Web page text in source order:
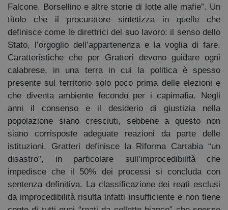
Falcone, Borsellino e altre storie di lotte alle mafie”. Un
titolo che il procuratore sintetizza in quelle che
definisce come le direttrici del suo lavoro: il senso dello
Stato, l’orgoglio dell’appartenenza e la voglia di fare.
Caratteristiche che per Gratteri devono guidare ogni
calabrese, in una terra in cui la politica è spesso
presente sul territorio solo poco prima delle elezioni e
che diventa ambiente fecondo per i capimafia. Negli
anni il consenso e il desiderio di giustizia nella
popolazione siano cresciuti, sebbene a questo non
siano corrisposte adeguate reazioni da parte delle
istituzioni. Gratteri definisce la Riforma Cartabia “un
disastro”, in particolare sull’improcedibilità che
impedisce che il 50% dei processi si concluda con
sentenza definitiva. La classificazione dei reati esclusi
da improcedibilità risulta infatti insufficiente e non tiene